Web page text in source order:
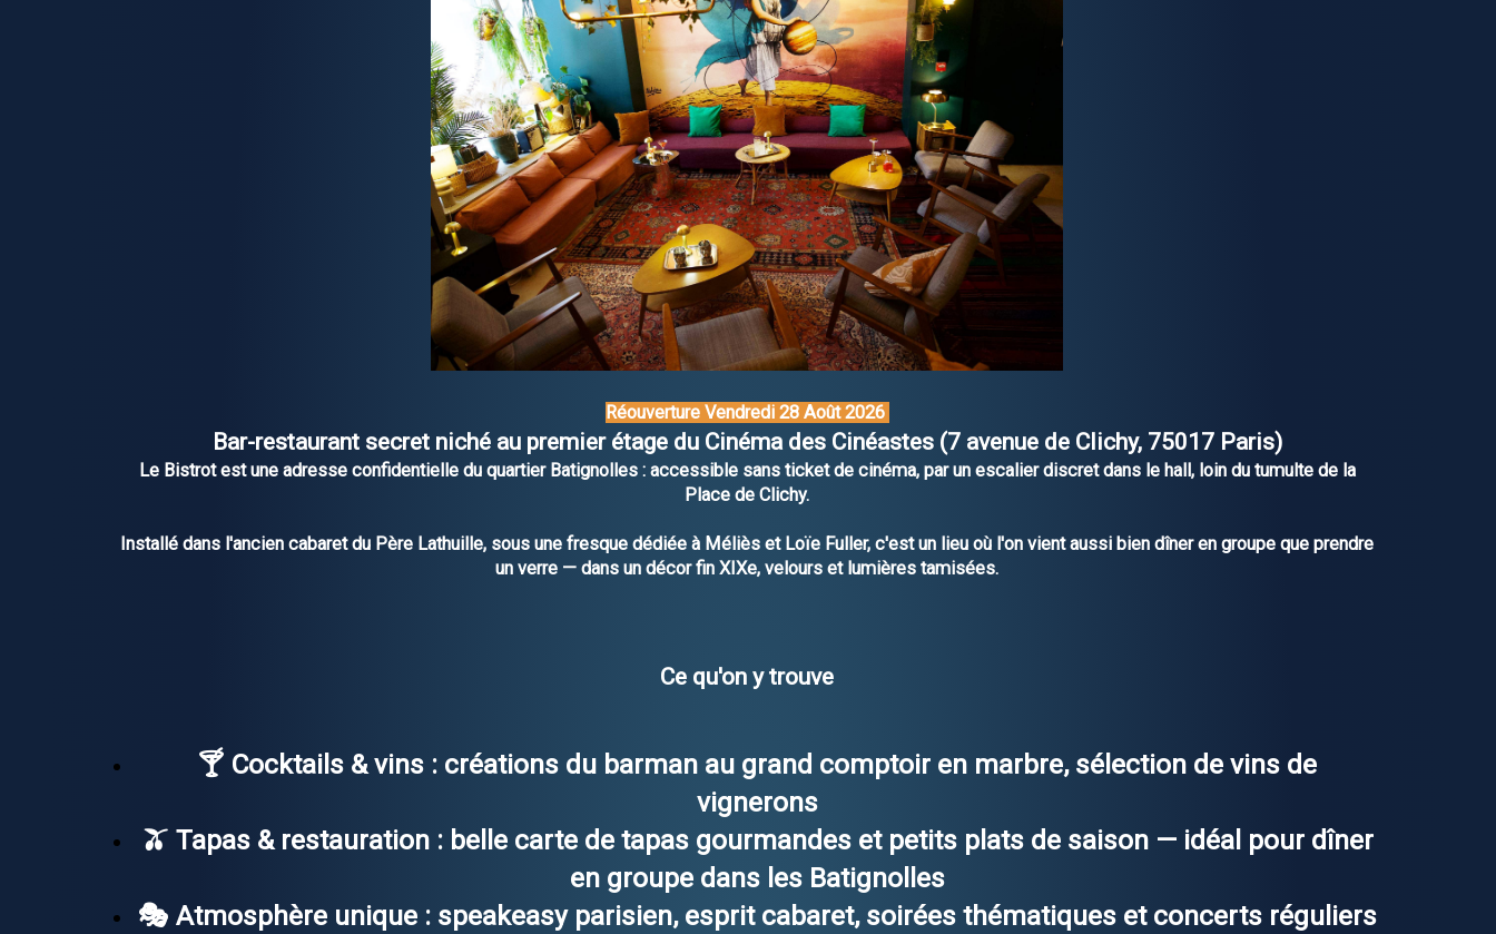
Réouverture Vendredi 28 Août 2026
Bar-restaurant secret niché au premier étage du Cinéma des Cinéastes (7 avenue de Clichy, 75017 Paris)
Le Bistrot est une adresse confidentielle du quartier Batignolles : accessible sans ticket de cinéma, par un escalier discret dans le hall, loin du tumulte de la
Place de Clichy.
Installé dans l'ancien cabaret du Père Lathuille, sous une fresque dédiée à Méliès et Loïe Fuller, c'est un lieu où l'on vient aussi bien dîner en groupe que prendre
un verre — dans un décor fin XIXe, velours et lumières tamisées.
Ce qu'on y trouve
🍸 Cocktails & vins: créations du barman au grand comptoir en marbre, sélection de vins de
vignerons
🫒 Tapas & restauration: belle carte de tapas gourmandes et petits plats de saison — idéal pour dîner
en groupe dans les Batignolles
🎭 Atmosphère unique: speakeasy parisien, esprit cabaret, soirées thématiques et concerts réguliers